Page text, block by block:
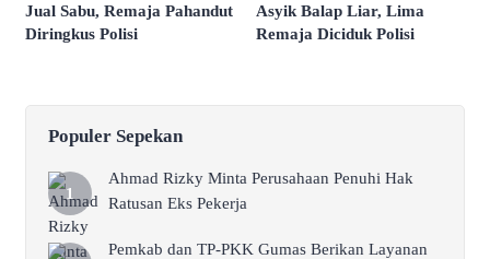
Jual Sabu, Remaja Pahandut
Diringkus Polisi
Asyik Balap Liar, Lima
Remaja Diciduk Polisi
Populer Sepekan
Ahmad Rizky Minta Perusahaan Penuhi Hak
Ratusan Eks Pekerja
Pemkab dan TP-PKK Gumas Berikan Layanan